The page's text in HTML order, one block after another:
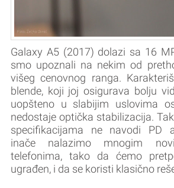
Galaxy A5 (2017) dolazi sa 16
smo upoznali na nekim od
višeg cenovnog ranga.
blende, koji joj osigurava bolju
uopšteno u slabijim uslovima
nedostaje optička stabilizacija.
specifikacijama ne navodi PD
inače nalazimo mnogim
telefonima, tako da ćemo
ugrađen, i da se koristi klasično